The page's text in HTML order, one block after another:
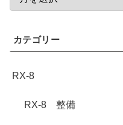
カテゴリー
RX-8
RX-8 整備